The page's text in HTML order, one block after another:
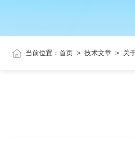
当前位置： 首页 > 技术文章 > 关